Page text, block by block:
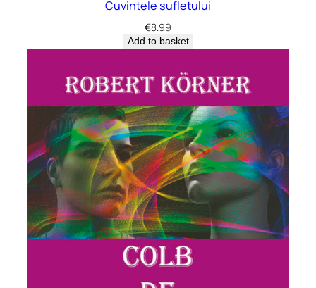
Cuvintele sufletului
€8.99
Add to basket